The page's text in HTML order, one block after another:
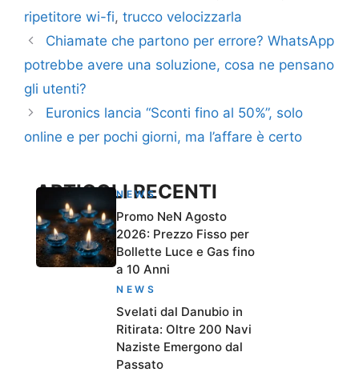
ripetitore wi-fi, trucco velocizzarla
Chiamate che partono per errore? WhatsApp
potrebbe avere una soluzione, cosa ne pensano
gli utenti?
Euronics lancia “Sconti fino al 50%”, solo
online e per pochi giorni, ma l’affare è certo
ARTICOLI RECENTI
NEWS
Promo NeN Agosto
2026: Prezzo Fisso per
Bollette Luce e Gas fino
a 10 Anni
NEWS
Svelati dal Danubio in
Ritirata: Oltre 200 Navi
Naziste Emergono dal
Passato